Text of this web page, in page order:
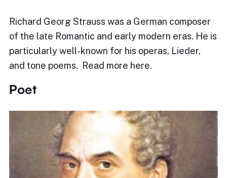
Richard Georg Strauss was a German composer
of the late Romantic and early modern eras. He is
particularly well-known for his operas, Lieder,
and tone poems. Read more here.
Poet